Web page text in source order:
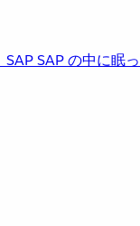
SAPSAP の中に眠